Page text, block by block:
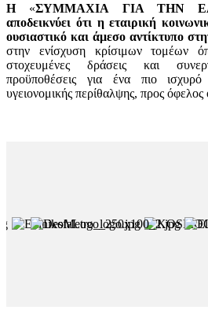
Η«ΣΥΜΜΑΧΙΑ ΓΙΑ ΤΗΝ
αποδεικνύει ότι η εταιρική
ουσιαστικό και άμεσο αντίκτυπο
στην ενίσχυση κρίσιμων
στοχευμένες δράσεις και
προϋποθέσεις για ένα πιο
υγειονομικής περίθαλψης, προς